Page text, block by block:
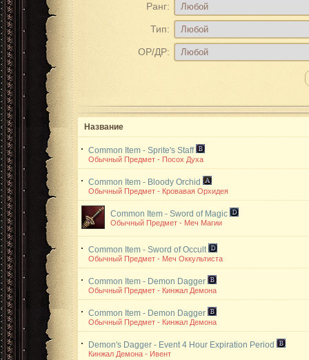
Ранг:
Тип:
ОР/ДР:
Название
Common Item - Sprite's Staff
Обычный Предмет - Посох Духа
Common Item - Bloody Orchid
Обычный Предмет - Кровавая Орхидея
Common Item - Sword of Magic
Обычный Предмет - Меч Магии
Common Item - Sword of Occult
Обычный Предмет - Меч Оккультиста
Common Item - Demon Dagger
Обычный Предмет - Кинжал Демона
Common Item - Demon Dagger
Обычный Предмет - Кинжал Демона
Demon's Dagger - Event4 Hour Expiration Period
Кинжал Демона - Ивент